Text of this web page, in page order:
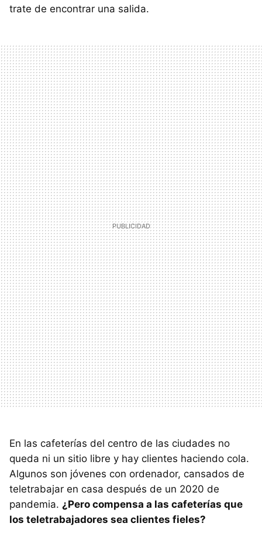
trate de encontrar una salida.
En las cafeterías del centro de las ciudades no
queda ni un sitio libre y hay clientes haciendo cola.
Algunos son jóvenes con ordenador, cansados de
teletrabajar en casa después de un 2020 de
pandemia. ¿Pero compensa a las cafeterías que
los teletrabajadores sea clientes fieles?